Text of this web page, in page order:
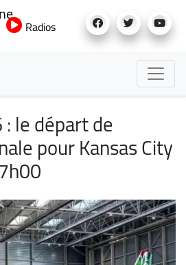
au
Radios
le départ de
pour Kansas City